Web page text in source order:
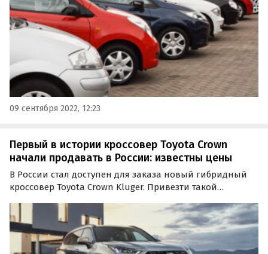
классифайдов и участников рынка.
09 сентября 2022, 12:23
Первый в истории кроссовер Toyota Crown
начали продавать в России: известны цены
В России стал доступен для заказа новый гибридный
кроссовер Toyota Crown Kluger. Привезти такой
оформлением всех необходимых документов)
предлагают автосалоны из Находки и Благовещенска,
которые просят за него…